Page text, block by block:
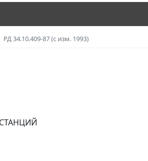
РД 34.10.409-87 (с изм. 1993)